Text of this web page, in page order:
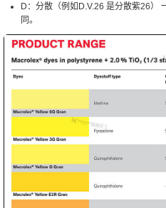
D：分散（例如D.V.26 是分散紫26）
同。